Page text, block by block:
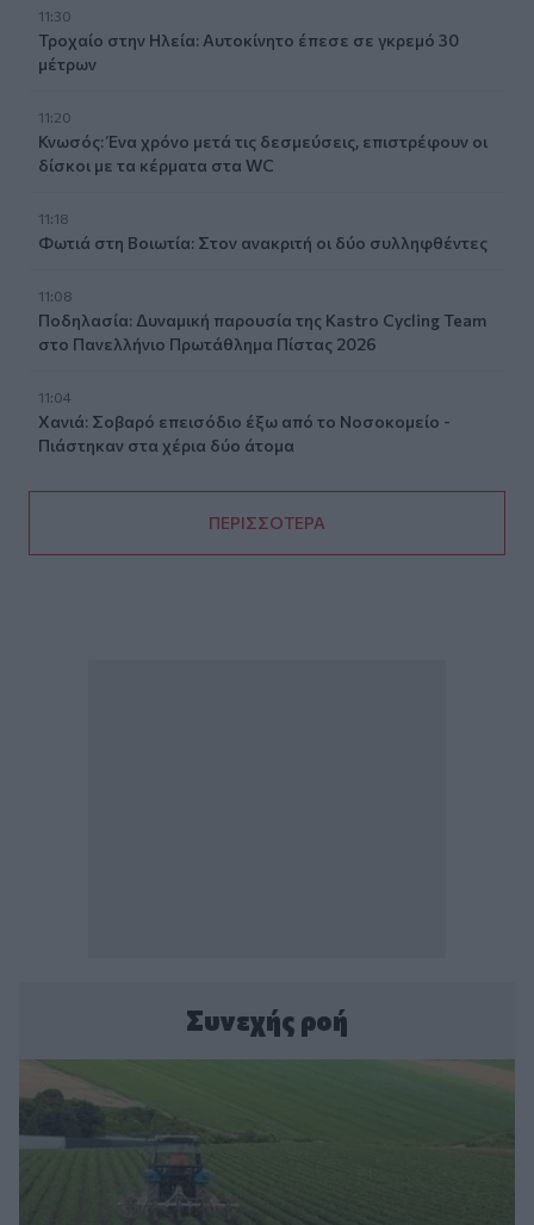
11:30
Τροχαίο στην Ηλεία: Αυτοκίνητο έπεσε σε γκρεμό 30
μέτρων
11:20
Κνωσός: Ένα χρόνο μετά τις δεσμεύσεις, επιστρέφουν οι
δίσκοι με τα κέρματα στα WC
11:18
Φωτιά στη Βοιωτία: Στον ανακριτή οι δύο συλληφθέντες
11:08
Ποδηλασία: Δυναμική παρουσία της Kastro Cycling Team
στο Πανελλήνιο Πρωτάθλημα Πίστας 2026
11:04
Χανιά: Σοβαρό επεισόδιο έξω από το Νοσοκομείο -
Πιάστηκαν στα χέρια δύο άτομα
ΠΕΡΙΣΣΟΤΕΡΑ
Συνεχής ροή